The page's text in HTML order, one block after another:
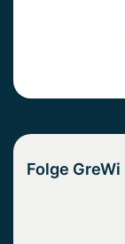
Folge GreWi